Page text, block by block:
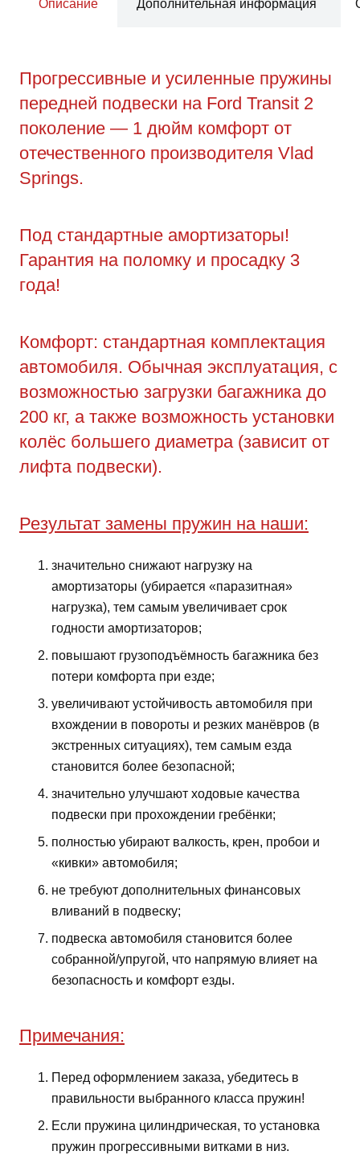
Описание Дополнительная информация
Прогрессивные и усиленные пружины
передней подвески на Ford Transit 2
поколение — 1 дюйм комфорт от
отечественного производителя Vlad
Springs.
Под стандартные амортизаторы!
Гарантия на поломку и просадку 3
года!
Комфорт: стандартная комплектация
автомобиля. Обычная эксплуатация, с
возможностью загрузки багажника до
200 кг, а также возможность установки
колёс большего диаметра (зависит от
лифта подвески).
Результат замены пружин на наши:
значительно снижают нагрузку на
амортизаторы (убирается «паразитная»
нагрузка), тем самым увеличивает срок
годности амортизаторов;
повышают грузоподъёмность багажника без
потери комфорта при езде;
увеличивают устойчивость автомобиля при
вхождении в повороты и резких манёвров (в
экстренных ситуациях), тем самым езда
становится более безопасной;
значительно улучшают ходовые качества
подвески при прохождении гребёнки;
полностью убирают валкость, крен, пробои и
«кивки» автомобиля;
не требуют дополнительных финансовых
вливаний в подвеску;
подвеска автомобиля становится более
собранной/упругой, что напрямую влияет на
безопасность и комфорт езды.
Примечания:
Перед оформлением заказа, убедитесь в
правильности выбранного класса пружин!
Если пружина цилиндрическая, то установка
пружин прогрессивными витками в низ.